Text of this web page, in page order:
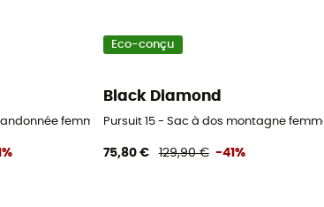
femme
Eco-conçu
Black Diamond
Pursuit 15 - Sac à dos montagne femme
75,80 € 129,90 € -41%